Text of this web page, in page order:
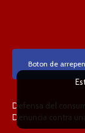
Boton de
Defensa del
Denuncia contra